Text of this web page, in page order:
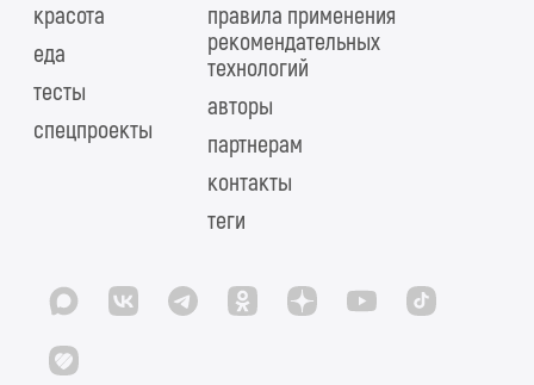
красота
еда
тесты
спецпроекты
правила применения
рекомендательных
технологий
авторы
партнерам
контакты
теги